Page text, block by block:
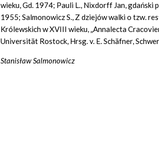
wieku, Gd. 1974; Pauli L., Nixdorff Jan, gdański
1955; Salmonowicz S., Z dziejów walki o tzw.
Królewskich w XVIII wieku, „Annalecta
Universität Rostock, Hrsg. v. E. Schäfner,
Stanisław Salmonowicz